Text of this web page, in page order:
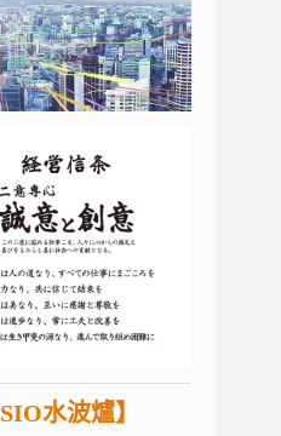
水波爐】